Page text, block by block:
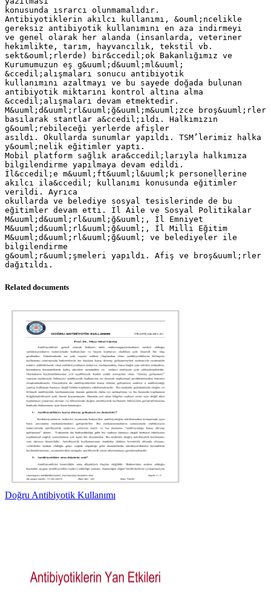
konusunda ısrarcı olunmamalıdır.
Antibiyotiklerin akılcı kullanımı, &ouml;ncelikle
gereksiz antibiyotik kullanımını en aza indirmeyi
ve genel olarak her alanda (insanlarda, veteriner
hekimlikte, tarım, hayvancılık, tekstil vb.
sekt&ouml;rlerde) bir&ccedil;ok Bakanlığımız ve
Kurumumuzun eş g&uuml;d&uuml;ml&uuml;
&ccedil;alışmaları sonucu antibiyotik
kullanımını azaltmayı ve bu sayede doğada bulunan
antibiyotik miktarını kontrol altına alma
&ccedil;alışmaları devam etmektedir.
M&uuml;d&uuml;rl&uuml;ğ&uuml;m&uuml;zce broş&uuml;rler
basılarak stantlar a&ccedil;ıldı. Halkımızın
g&ouml;rebileceği yerlerde afişler
asıldı. Okullarda sunumlar yapıldı. TSM’lerimiz halka
y&ouml;nelik eğitimler yaptı.
Mobil platform sağlık ara&ccedil;larıyla halkımıza
bilgilendirme yapılmaya devam edildi.
İl&ccedil;e m&uuml;ft&uuml;l&uuml;k personellerine
akılcı ila&ccedil; kullanımı konusunda eğitimler
verildi. Ayrıca
okullarda ve belediye sosyal tesislerinde de bu
eğitimler devam etti. İl Aile ve Sosyal Politikalar
M&uuml;d&uuml;rl&uuml;ğ&uuml;, İl Emniyet
M&uuml;d&uuml;rl&uuml;ğ&uuml;, İl Milli Eğitim
M&uuml;d&uuml;rl&uuml;ğ&uuml; ve belediyeler ile
bilgilendirme
g&ouml;r&uuml;şmeleri yapıldı. Afiş ve broş&uuml;rler
Related documents
Doğru Antibiyotik Kullanımı